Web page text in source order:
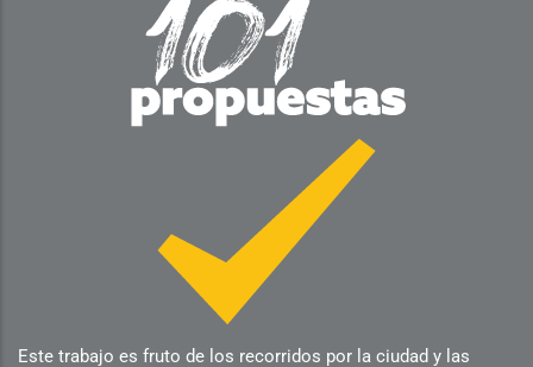
Este trabajo es fruto de los recorridos por la ciudad y las